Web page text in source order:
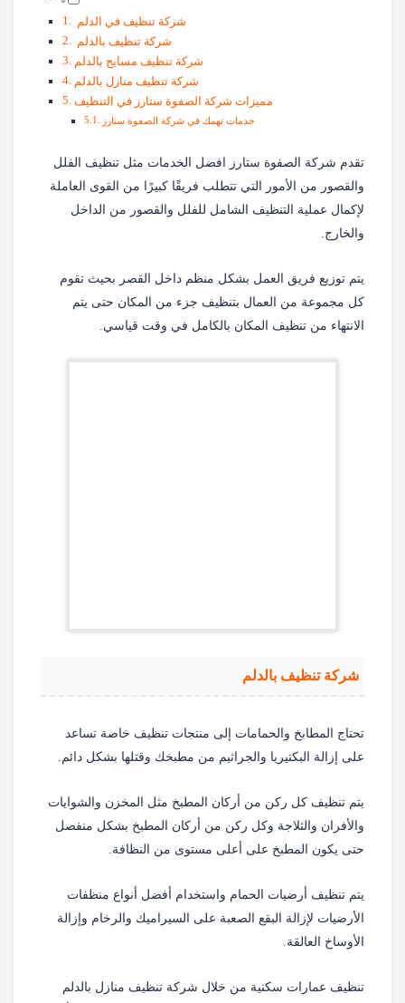
شركة تنظيف في الدلم
شركة تنظيف بالدلم
شركة تنظيف مسابح بالدلم
شركة تنظيف منازل بالدلم
مميزات شركة الصفوة ستارز في التنظيف
تقدم شركة الصفوة ستارز افضل الخدمات مثل تنظيف الفلل
والقصور من الأمور التي تتطلب فريقًا كبيرًا من القوى العاملة
لإكمال عملية التنظيف الشامل للفلل والقصور من الداخل
والخارج.
يتم توزيع فريق العمل بشكل منظم داخل القصر بحيث تقوم
كل مجموعة من العمال بتنظيف جزء من المكان حتى يتم
الانتهاء من تنظيف المكان بالكامل في وقت قياسي.
شركة تنظيف بالدلم
تحتاج المطابخ والحمامات إلى منتجات تنظيف خاصة تساعد
على إزالة البكتيريا والجراثيم من مطبخك وقتلها بشكل دائم.
يتم تنظيف كل ركن من أركان المطبخ مثل المخزن والشوايات
والأفران والثلاجة وكل ركن من أركان المطبخ بشكل منفصل
حتى يكون المطبخ على أعلى مستوى من النظافة.
يتم تنظيف أرضيات الحمام واستخدام أفضل أنواع منظفات
الأرضيات لإزالة البقع الصعبة على السيراميك والرخام وإزالة
الأوساخ العالقة.
تنظيف عمارات سكنية من خلال شركة تنظيف منازل بالدلم